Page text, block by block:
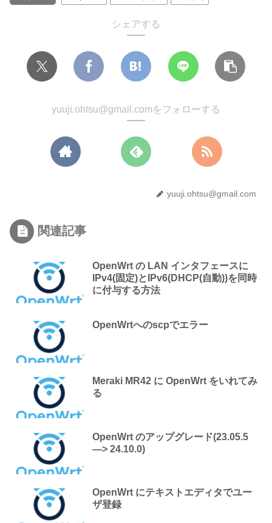
シェアする
yuuji.ohtsu@gmail.comをフォローする
yuuji.ohtsu@gmail.com
関連記事
OpenWrt の LAN インタフェースに
IPv4(固定)とIPv6(DHCP(自動))を同時
に付与する方法
OpenWrtへのscpでエラー
Meraki MR42 に OpenWrt をいれてみ
る
OpenWrt のアップグレード(23.05.5
—> 24.10.0)
OpenWrt にテキストエディタでユー
ザ登録